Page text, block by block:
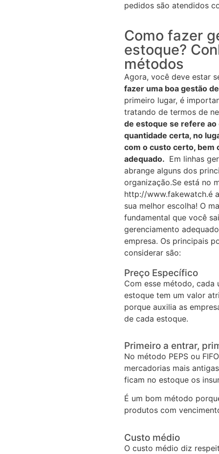
pedidos são atendidos
Como fazer
estoque?
métodos
Agora, você deve estar
fazer uma boa gestão
primeiro lugar, é
tratando de termos de
de estoque se refere
quantidade certa, no
com o custo certo, bem
adequado. Em linhas
abrange alguns dos
organização.Se está no
http://www.fakewatch.é
sua melhor escolha! O
fundamental que você
gerenciamento
empresa. Os principais
considerar são:
Preço Específico
Com esse método, cada
estoque tem um valor
porque auxilia as
de cada estoque.
Primeiro a entrar,
No método PEPS ou
mercadorias mais
ficam no estoque os
É um bom método
produtos com
Custo médio
O custo médio diz